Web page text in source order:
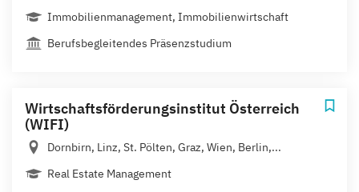
Immobilienmanagement, Immobilienwirtschaft
Berufsbegleitendes Präsenzstudium
Wirtschaftsförderungsinstitut Österreich
(WIFI)
Dornbirn, Linz, St. Pölten, Graz, Wien, Berlin,...
Real Estate Management